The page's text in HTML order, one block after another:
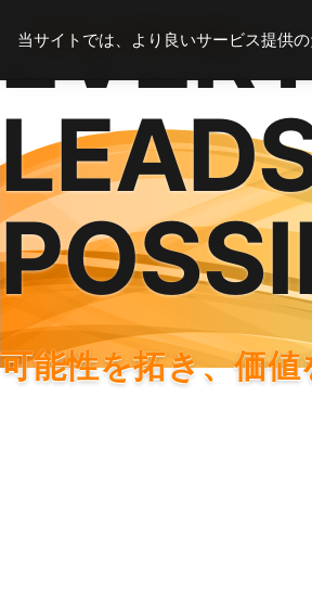
可能性を拓き、価
当サイトでは、より良いサービス提供